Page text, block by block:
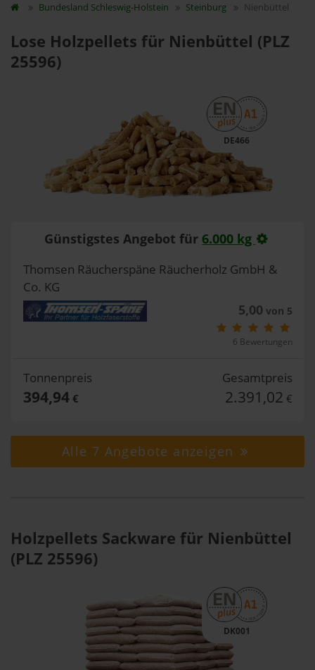
Bundesland Schleswig-Holstein Steinburg Nienbüttel
Lose Holzpellets für Nienbüttel (PLZ
25596)
DE466
Günstigstes Angebot für 6.000 kg
Thomsen Räucherspäne Räucherholz GmbH &
Co. KG
5,00 von 5
6 Bewertungen
Tonnenpreis
394,94€
Gesamtpreis
2.391,02 €
Alle 7 Angebote anzeigen
Holzpellets Sackware für Nienbüttel
(PLZ 25596)
DK001